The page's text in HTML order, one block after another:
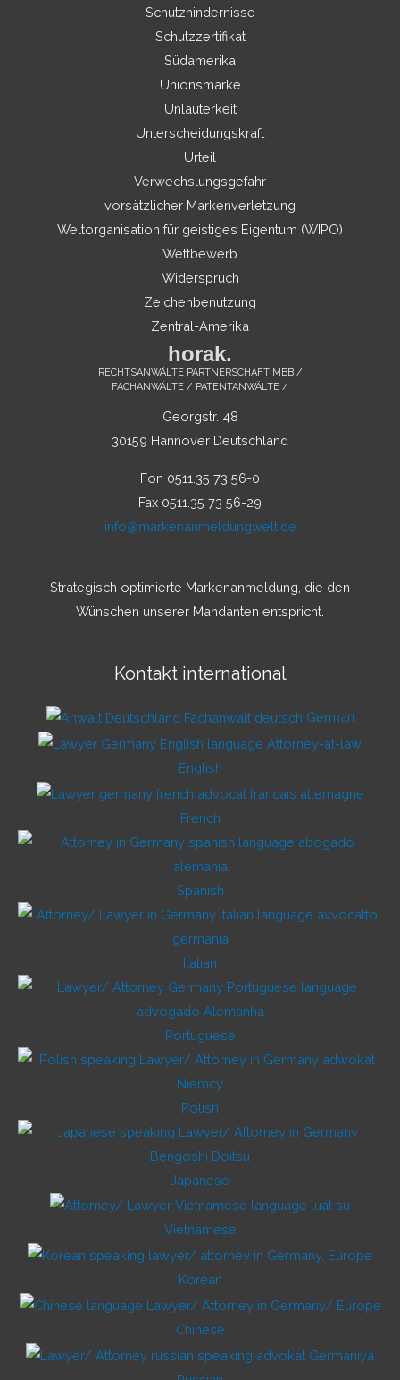
Schutzhindernisse
Schutzzertifikat
Südamerika
Unionsmarke
Unlauterkeit
Unterscheidungskraft
Urteil
Verwechslungsgefahr
vorsätzlicher Markenverletzung
Weltorganisation für geistiges Eigentum (WIPO)
Wettbewerb
Widerspruch
Zeichenbenutzung
Zentral-Amerika
horak.
RECHTSANWÄLTE PARTNERSCHAFT MBB /
FACHANWÄLTE / PATENTANWÄLTE /
Georgstr. 48
30159 Hannover Deutschland
Fon 0511.35 73 56-0
Fax 0511.35 73 56-29
info@markenanmeldungwelt.de
Strategisch optimierte Markenanmeldung, die den
Wünschen unserer Mandanten entspricht.
Kontakt international
German
English
French
Spanish
Italian
Portuguese
Polish
Japanese
Vietnamese
Korean
Chinese